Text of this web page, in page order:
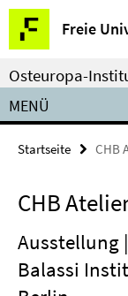
Springe
direkt
zu
Inhalt
Freie
Service-
Navigation
Osteuropa-
MENÜ
Startseite CHB
CHB
Ausstellung
Balassi